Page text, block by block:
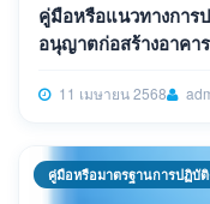
คู่มือหรือแนวทางการปฏิบัติ
อนุญาตก่อสร้างอาคาร
11 เมษายน 2568
คู่มือหรือมาตรฐานการปฏิบั